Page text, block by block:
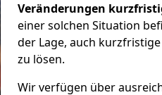
Veränderungen
einer solchen Situation
der Lage, auch
zu lösen.
Wir verfügen über